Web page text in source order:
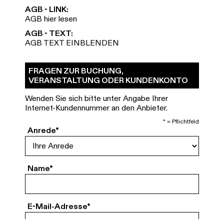
AGB - LINK:
AGB hier lesen
AGB - TEXT:
AGB TEXT EINBLENDEN
FRAGEN ZUR BUCHUNG,
VERANSTALTUNG ODER KUNDENKONTO
Wenden Sie sich bitte unter Angabe Ihrer
Internet-Kundennummer an den Anbieter.
* = Pflichtfeld
Anrede*
Name*
E-Mail-Adresse*